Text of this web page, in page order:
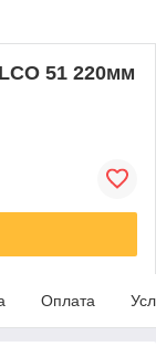
51 220мм
Оплата